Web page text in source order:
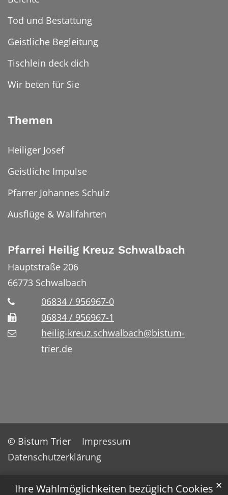
Ihre Wahlmöglichkeiten bezüglich Cookies ✕
Tod und Bestattung
Geistliche Begleitung
Tischlein deck dich
Wir beten für Sie
Themen
Heiliger Josef
Geistliche Impulse
Pfarrer Johannes Schulz
Ausflüge & Wallfahrten
Pfarrei Heilig Kreuz Schwalbach
Hauptstraße 206
66773 Schwalbach
06834 / 956967-0
06834 / 956967-1
heilig-kreuz.schwalbach@bistum-
trier.de
© Bistum Trier
Impressum
Datenschutzerklärung